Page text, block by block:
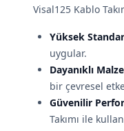
Visal125 Kablo
Yüksek
uygular.
Dayanıklı
bir çevresel
Güvenilir
Takımı ile